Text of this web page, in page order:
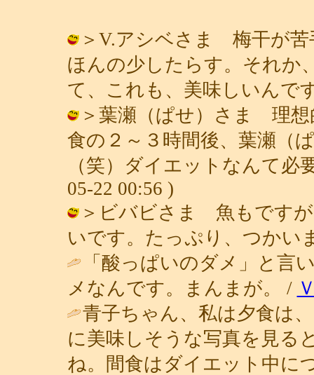
＞V.アシベさま 梅干が苦
ほんの少したらす。それか
て、これも、美味しいんで
＞葉瀬（ぱせ）さま 理想
食の２～３時間後、葉瀬（
（笑）ダイエットなんて必
05-22 00:56 )
＞ビバビさま 魚もですが
いです。たっぷり、つかい
「酸っぱいのダメ」と言
メなんです。まんまが。 /
青子ちゃん、私は夕食は
に美味しそうな写真を見る
ね。間食はダイエット中に